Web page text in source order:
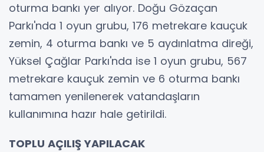
oturma bankı yer alıyor. Doğu Gözaçan
Parkı'nda 1 oyun grubu, 176 metrekare kauçuk
zemin, 4 oturma bankı ve 5 aydınlatma direği,
Yüksel Çağlar Parkı'nda ise 1 oyun grubu, 567
metrekare kauçuk zemin ve 6 oturma bankı
tamamen yenilenerek vatandaşların
kullanımına hazır hale getirildi.
TOPLU AÇILIŞ YAPILACAK